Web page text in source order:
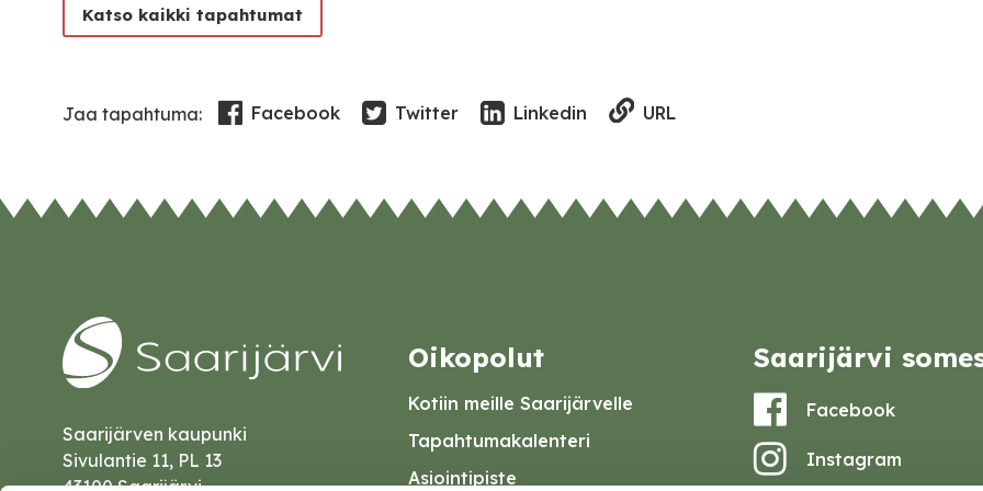
Katso kaikki tapahtumat
Jaa tapahtuma: Facebook Twitter Linkedin URL
Saarijärven kaupunki
Sivulantie 11, PL 13
43100 Saarijärvi
Oikopolut
Kotiin meille Saarijärvelle
Tapahtumakalenteri
Asiointipiste
Saarijärvi
Facebook
Instagram